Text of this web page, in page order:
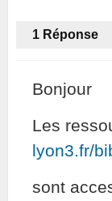
1 Réponse
Bonjour
Les
lyon3.fr/
sont